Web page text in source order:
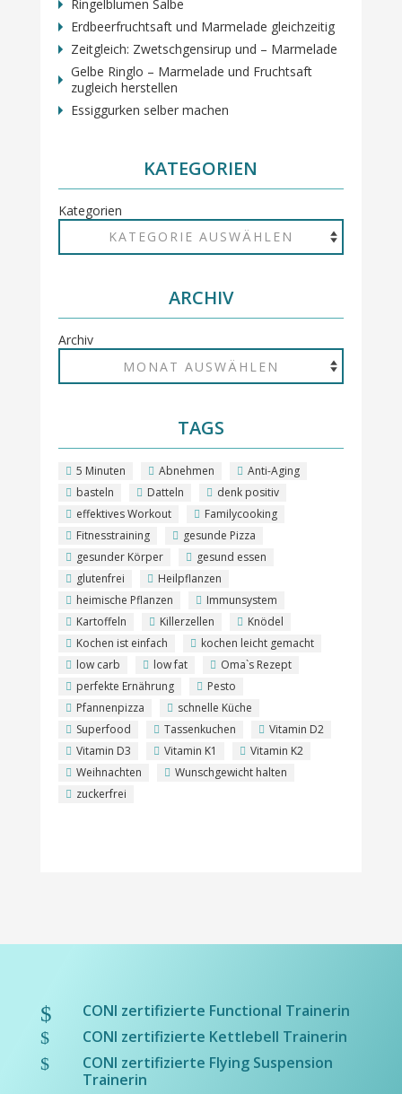
Ringelblumen Salbe
Erdbeerfruchtsaft und Marmelade gleichzeitig
Zeitgleich: Zwetschgensirup und – Marmelade
Gelbe Ringlo – Marmelade und Fruchtsaft
zugleich herstellen
Essiggurken selber machen
KATEGORIEN
Kategorien
ARCHIV
Archiv
TAGS
5 Minuten Abnehmen
Anti-Aging
basteln
Datteln
denk positiv
effektives Workout
Familycooking
Fitnesstraining
gesunde Pizza
gesunder Körper
gesund essen
glutenfrei
Heilpflanzen
heimische Pflanzen
Immunsystem
Kartoffeln
Killerzellen
Knödel
Kochen ist einfach
kochen leicht gemacht
low carb
low fat
Oma`s Rezept
perfekte Ernährung
Pesto
Pfannenpizza
schnelle Küche
Superfood
Tassenkuchen
Vitamin D2
Vitamin D3
Vitamin K1
Vitamin K2
Weihnachten
Wunschgewicht halten
zuckerfrei
$
CONI zertifizierte Functional Trainerin
$
CONI zertifizierte Kettlebell Trainerin
$
CONI zertifizierte Flying Suspension
Trainerin